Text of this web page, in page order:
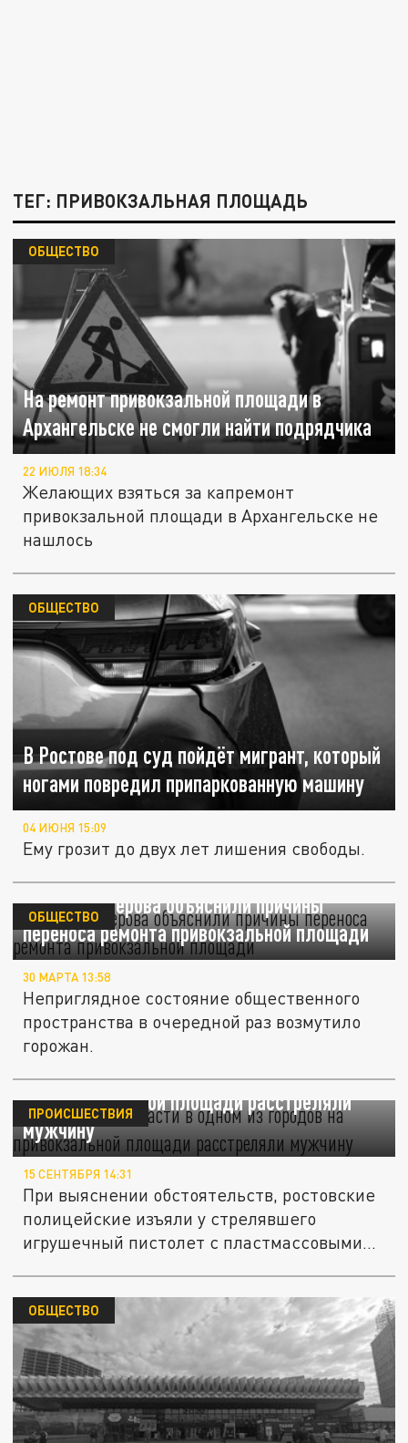
ТЕГ: ПРИВОКЗАЛЬНАЯ ПЛОЩАДЬ
На ремонт привокзальной площади в
Архангельске не смогли найти подрядчика
ОБЩЕСТВО
22 ИЮЛЯ 18:34
Желающих взяться за капремонт
привокзальной площади в Архангельске не
нашлось
В Ростове под суд пойдёт мигрант, который
ногами повредил припаркованную машину
ОБЩЕСТВО
04 ИЮНЯ 15:09
Ему грозит до двух лет лишения свободы.
Власти Кемерова объяснили причины
переноса ремонта привокзальной площади
ОБЩЕСТВО
30 МАРТА 13:58
Неприглядное состояние общественного
пространства в очередной раз возмутило
горожан.
В Ростовской области в одном из городов
на привокзальной площади расстреляли
мужчину
ПРОИСШЕСТВИЯ
15 СЕНТЯБРЯ 14:31
При выяснении обстоятельств, ростовские
полицейские изъяли у стрелявшего
игрушечный пистолет с пластмассовыми...
ОБЩЕСТВО